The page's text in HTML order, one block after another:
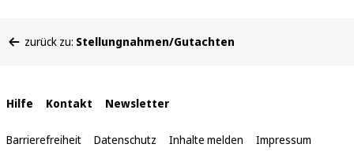
befinden
zurück zu: Stellungnahmen/Gutachten
Interne
Links
Hilfe Kontakt Newsletter
Barrierefreiheit Datenschutz Inhalte melden Impressum